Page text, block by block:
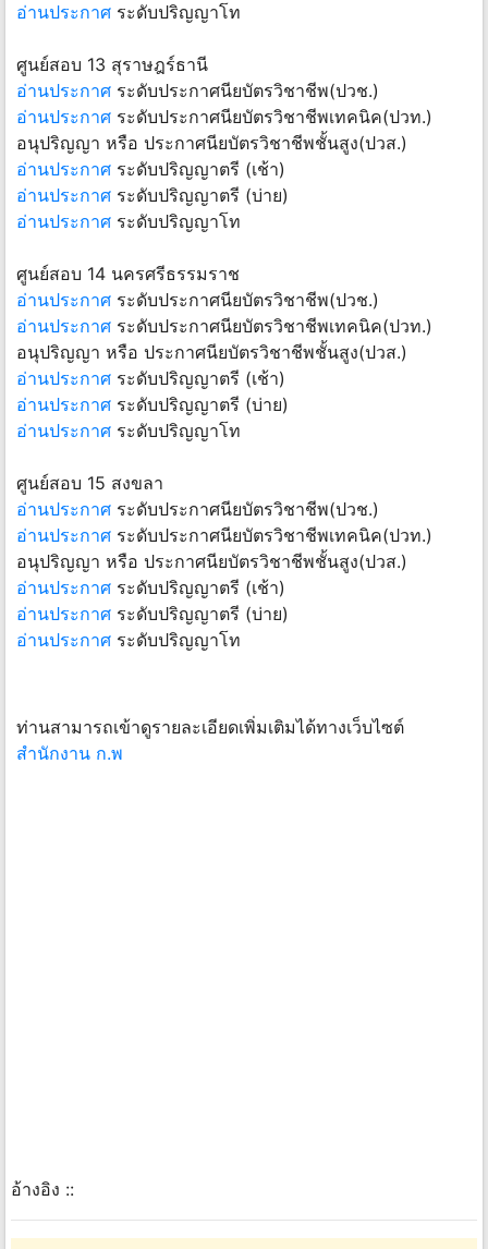
อ่านประกาศ ระดับปริญญาโท
ศูนย์สอบ 13 สุราษฎร์ธานี
อ่านประกาศ ระดับประกาศนียบัตรวิชาชีพ(ปวช.)
อ่านประกาศ ระดับประกาศนียบัตรวิชาชีพเทคนิค(ปวท.)
อนุปริญญา หรือ ประกาศนียบัตรวิชาชีพชั้นสูง(ปวส.)
อ่านประกาศ ระดับปริญญาตรี (เช้า)
อ่านประกาศ ระดับปริญญาตรี (บ่าย)
อ่านประกาศ ระดับปริญญาโท
ศูนย์สอบ 14 นครศรีธรรมราช
อ่านประกาศ ระดับประกาศนียบัตรวิชาชีพ(ปวช.)
อ่านประกาศ ระดับประกาศนียบัตรวิชาชีพเทคนิค(ปวท.)
อนุปริญญา หรือ ประกาศนียบัตรวิชาชีพชั้นสูง(ปวส.)
อ่านประกาศ ระดับปริญญาตรี (เช้า)
อ่านประกาศ ระดับปริญญาตรี (บ่าย)
อ่านประกาศ ระดับปริญญาโท
ศูนย์สอบ 15 สงขลา
อ่านประกาศ ระดับประกาศนียบัตรวิชาชีพ(ปวช.)
อ่านประกาศ ระดับประกาศนียบัตรวิชาชีพเทคนิค(ปวท.)
อนุปริญญา หรือ ประกาศนียบัตรวิชาชีพชั้นสูง(ปวส.)
อ่านประกาศ ระดับปริญญาตรี (เช้า)
อ่านประกาศ ระดับปริญญาตรี (บ่าย)
อ่านประกาศ ระดับปริญญาโท
ท่านสามารถเข้าดูรายละเอียดเพิ่มเติมได้ทางเว็บไซต์
สำนักงาน ก.พ
อ้างอิง ::